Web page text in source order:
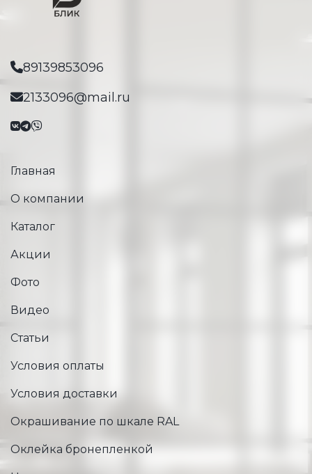
89139853096
2133096@mail.ru
Главная
О компании
Каталог
Акции
Фото
Видео
Статьи
Условия оплаты
Условия доставки
Окрашивание по шкале RAL
Оклейка бронепленкой